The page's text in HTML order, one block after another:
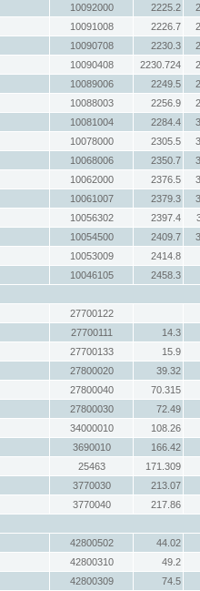
10092000 2225.2
10091008 2226.7
10090708 2230.3
10090408 2230.724
10089006 2249.5
10088003 2256.9
10081004 2284.4
10078000 2305.5
10068006 2350.7
10062000 2376.5
10061007 2379.3
10056302 2397.4
10054500 2409.7
10053009
2414.8
10046105
2458.3
27700122
27700111
14.3
27700133
15.9
27800020
39.32
27800040
70.315
27800030
72.49
34000010
108.26
3690010
166.42
25463
171.309
3770030
213.07
3770040
217.86
42800502
44.02
42800310
49.2
42800309
74.5